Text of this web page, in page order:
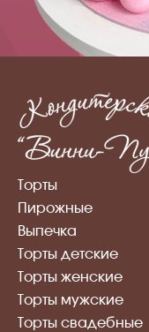
Торты
Пирожные
Выпечка
Торты детские
Торты женские
Торты мужские
Торты свадебные